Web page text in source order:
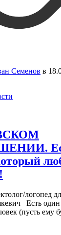
Семенов в
логопед
Есть один
(пусть ему